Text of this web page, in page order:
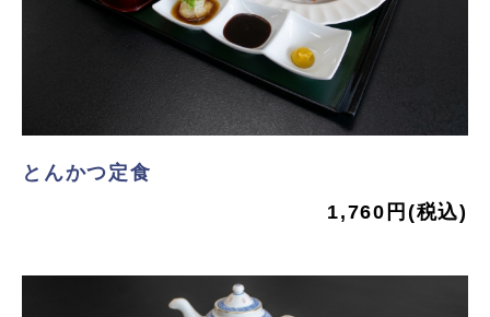
とんかつ定食
1,760円(税込)